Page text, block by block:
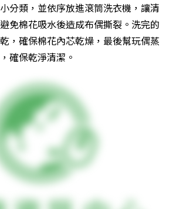
分類，並依序放進滾筒洗衣機，讓清
免棉花吸水後造成布偶撕裂。洗完的
，確保棉花內芯乾燥，最後幫玩偶蒸
確保乾淨清潔。